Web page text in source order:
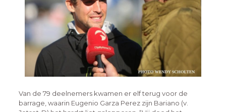
Van de 79 deelnemers kwamen er elf terug voor de
barrage, waarin Eugenio Garza Perez zijn Bariano (v.